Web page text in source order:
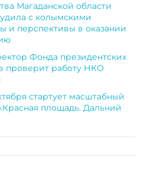
Магаданской области
с колымскими
и перспективы в оказании
Фонда президентских
проверит работу НКО
стартует масштабный
площадь. Дальний